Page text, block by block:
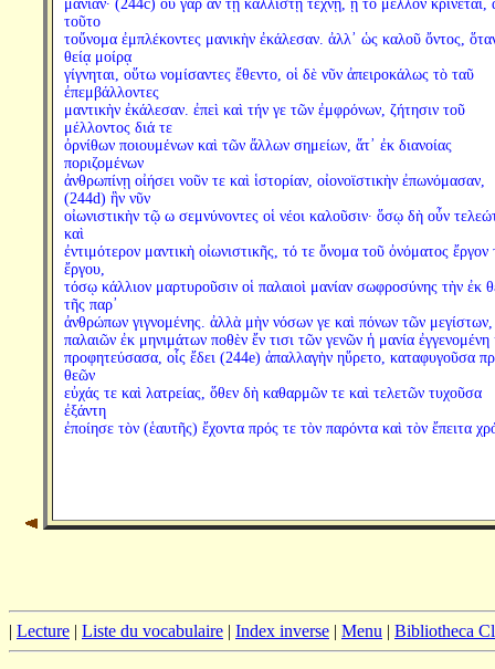
μανίαν· (244c) οὐ γὰρ ἂν τῇ καλλίστῃ τέχνῃ, ᾗ τὸ μέλλον κρίνεται,
τοῦτο
τοὔνομα ἐμπλέκοντες μανικὴν ἐκάλεσαν. ἀλλ᾽ ὡς καλοῦ ὄντος,
θείᾳ μοίρᾳ
γίγνηται, οὕτω νομίσαντες ἔθεντο, οἱ δὲ νῦν ἀπειροκάλως τὸ ταῦ
ἐπεμβάλλοντες
μαντικὴν ἐκάλεσαν. ἐπεὶ καὶ τήν γε τῶν ἐμφρόνων, ζήτησιν τοῦ
μέλλοντος διά τε
ὀρνίθων ποιουμένων καὶ τῶν ἄλλων σημείων, ἅτ᾽ ἐκ διανοίας
ποριζομένων
ἀνθρωπίνῃ οἰήσει νοῦν τε καὶ ἱστορίαν, οἰονοϊστικὴν ἐπωνόμασαν,
(244d) ἣν νῦν
οἰωνιστικὴν τῷ ω σεμνύνοντες οἱ νέοι καλοῦσιν· ὅσῳ δὴ οὖν
καὶ
ἐντιμότερον μαντικὴ οἰωνιστικῆς, τό τε ὄνομα τοῦ ὀνόματος ἔργον
ἔργου,
τόσῳ κάλλιον μαρτυροῦσιν οἱ παλαιοὶ μανίαν σωφροσύνης τὴν ἐκ
τῆς παρ᾽
ἀνθρώπων γιγνομένης. ἀλλὰ μὴν νόσων γε καὶ πόνων τῶν
παλαιῶν ἐκ μηνιμάτων ποθὲν ἔν τισι τῶν γενῶν ἡ μανία ἐγγενομένη
προφητεύσασα, οἷς ἔδει (244e) ἀπαλλαγὴν ηὕρετο, καταφυγοῦσα
θεῶν
εὐχάς τε καὶ λατρείας, ὅθεν δὴ καθαρμῶν τε καὶ τελετῶν τυχοῦσα
ἐξάντη
ἐποίησε τὸν (ἑαυτῆς) ἔχοντα πρός τε τὸν παρόντα καὶ τὸν ἔπειτα
| Lecture | Liste du vocabulaire | Index inverse | Menu | Bibliotheca